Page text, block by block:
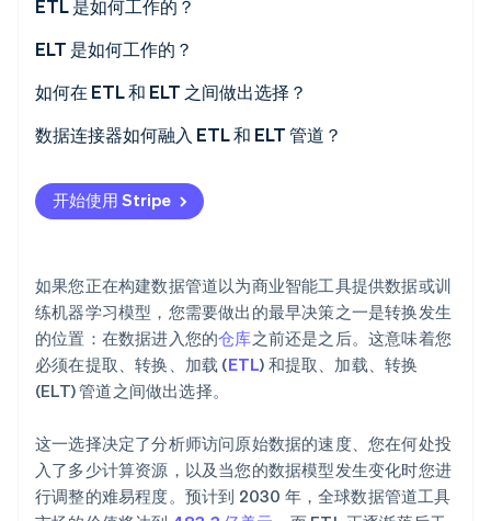
立即观看
ETL 是如何工作的？
ELT 是如何工作的？
如何在 ETL 和 ELT 之间做出选择？
数据量和速度
转换所有权
原始数据访问
团队工作流
数据连接器如何融入 ETL 和 ELT 管道？
开始使用 Stripe
如果您正在构建数据管道以为商业智能工具提供数据或训
练机器学习模型，您需要做出的最早决策之一是转换发生
的位置：在数据进入您的仓库之前还是之后。这意味着您
必须在提取、转换、加载 (ETL) 和提取、加载、转换
(ELT) 管道之间做出选择。
这一选择决定了分析师访问原始数据的速度、您在何处投
入了多少计算资源，以及当您的数据模型发生变化时您进
行调整的难易程度。预计到 2030 年，全球数据管道工具